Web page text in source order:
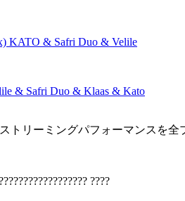
KATO & Safri Duo & Velile
& Safri Duo & Klaas & Kato
トリーミングパフォーマンスを全
????